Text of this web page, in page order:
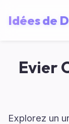
Idées de
Evier
Explorez un